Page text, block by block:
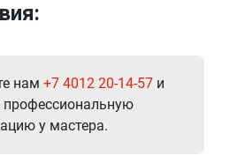
нам +7 4012 20-14-57 и
профессиональную
у мастера.